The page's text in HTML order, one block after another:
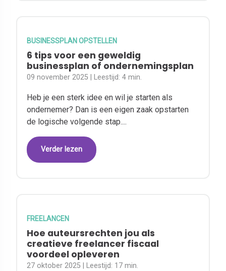
BUSINESSPLAN OPSTELLEN
6 tips voor een geweldig
businessplan of ondernemingsplan
09 november 2025 | Leestijd:4 min.
Heb je een sterk idee en wil je starten als
ondernemer? Dan is een eigen zaak opstarten
de logische volgende stap....
Verder lezen
FREELANCEN
​​Hoe auteursrechten jou als
creatieve freelancer fiscaal
voordeel opleveren​​​​
27 oktober 2025 | Leestijd: 17 min.